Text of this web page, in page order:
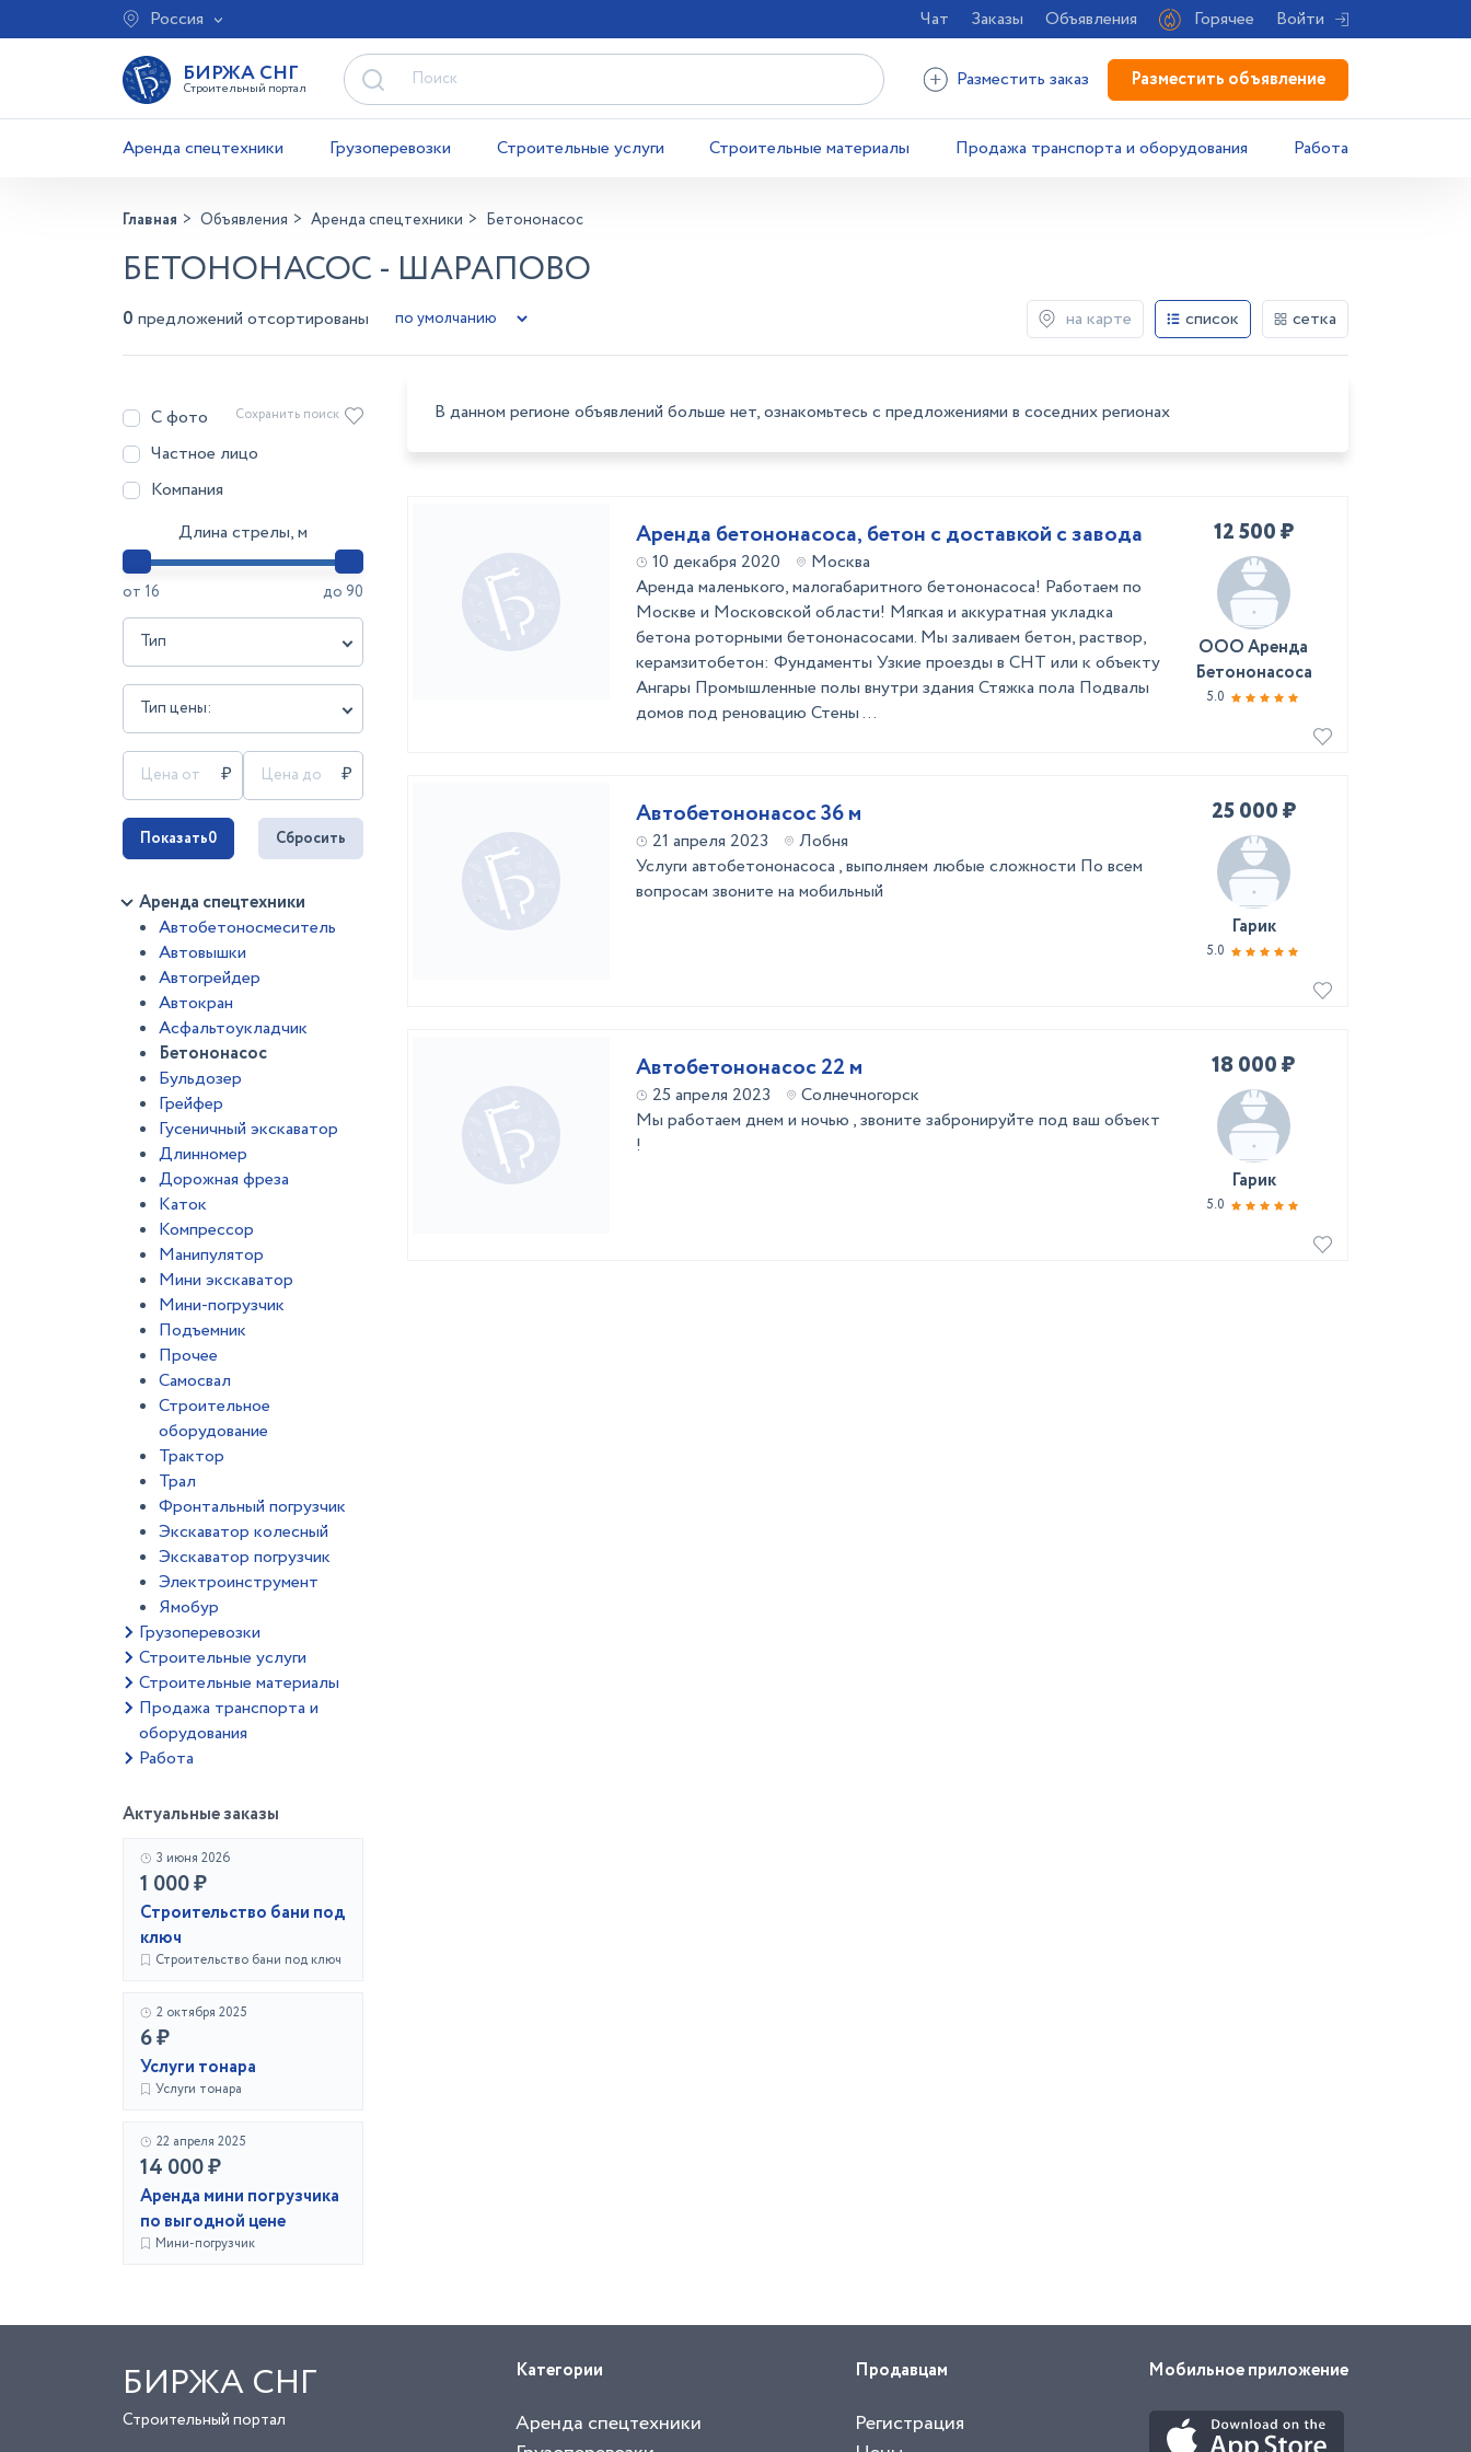
Россия Чат Заказы Объявления Горячее Войти
БИРЖА СНГ
Строительный портал Разместить заказ Разместить объявление
Аренда спецтехники Грузоперевозки Строительные услуги Строительные материалы Продажа транспорта и оборудования Работа
Главная Объявления Аренда спецтехники Бетононасос
БЕТОНОНАСОС - ШАРАПОВО
0 предложений отсортированы на карте список сетка
С фото
Частное лицо
Компания
Длина стрелы, м
от 16 до 90
Тип
Тип цены:
Сохранить поиск
Показать0 Сбросить
Аренда спецтехники
Автобетоносмеситель
Автовышки
Автогрейдер
Автокран
Асфальтоукладчик
Бетононасос
Бульдозер
Грейфер
Гусеничный экскаватор
Длинномер
Дорожная фреза
Каток
Компрессор
Манипулятор
Мини экскаватор
Мини-погрузчик
Подъемник
Прочее
Самосвал
Строительное
оборудование
Трактор
Трал
Фронтальный погрузчик
Экскаватор колесный
Экскаватор погрузчик
Электроинструмент
Ямобур
Грузоперевозки
Строительные услуги
Строительные материалы
Продажа транспорта и
оборудования
Работа
Актуальные заказы
3 июня 2026
1 000 ₽
Строительство бани под
ключ
Строительство бани под ключ
2 октября 2025
6 ₽
Услуги тонара
Услуги тонара
22 апреля 2025
14 000 ₽
Аренда мини погрузчика
по выгодной цене
Мини-погрузчик
В данном регионе объявлений больше нет, ознакомьтесь с предложениями в соседних регионах
Аренда бетононасоса, бетон с доставкой с завода
10 декабря 2020
Москва
Аренда маленького, малогабаритного бетононасоса! Работаем по
Москве и Московской области! Мягкая и аккуратная укладка
бетона роторными бетононасосами. Мы заливаем бетон, раствор,
керамзитобетон: Фундаменты Узкие проезды в СНТ или к объекту
Ангары Промышленные полы внутри здания Стяжка пола Подвалы
домов под реновацию Стены ...
12 500 ₽
ООО Аренда
Бетононасоса
5.0
Автобетононасос 36 м
21 апреля 2023
Лобня
Услуги автобетононасоса , выполняем любые сложности По всем
вопросам звоните на мобильный
25 000 ₽
Гарик
5.0
Автобетононасос 22 м
25 апреля 2023
Солнечногорск
Мы работаем днем и ночью , звоните забронируйте под ваш объект
!
18 000 ₽
Гарик
5.0
БИРЖА СНГ
Строительный портал
Категории
Аренда спецтехники
Продавцам
Регистрация
Мобильное приложение